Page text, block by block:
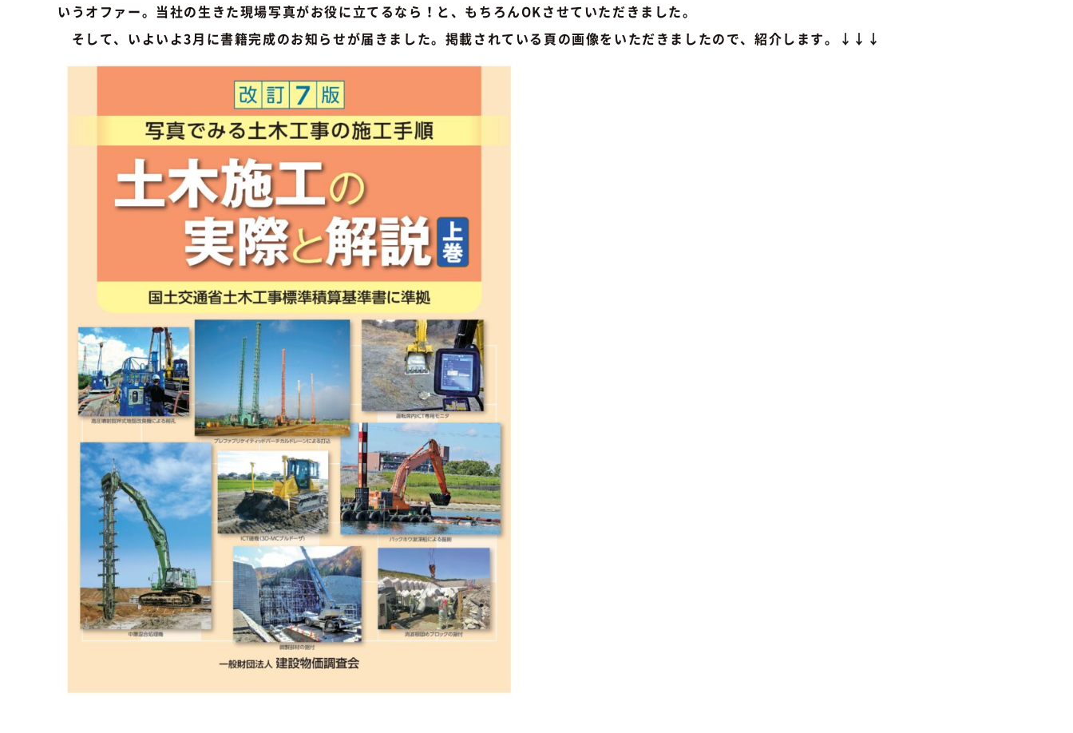
いうオファー。当社の生きた現場写真がお役に立てるなら！と、もちろんOKさせていただきました。
そして、いよいよ3月に書籍完成のお知らせが届きました。掲載されている頁の画像をいただきましたので、 紹介します。↓↓↓